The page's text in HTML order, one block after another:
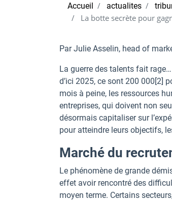
Accueil actualites
La botte secrète pour
Par Julie Asselin, head of
La guerre des talents fait
d’ici 2025, ce sont 200 000[2]
mois à peine, les ressources
entreprises, qui doivent non
désormais capitaliser sur
pour atteindre leurs objectifs,
Marché du
Le phénomène de grande
effet avoir rencontré des
moyen terme. Certains